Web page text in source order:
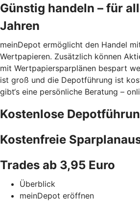
Günstig handeln – für
Jahren
meinDepot ermöglicht den Handel
Wertpapieren. Zusätzlich können
mit Wertpapiersparplänen bespart
ist groß und die Depotführung ist
gibt‘s eine persönliche Beratung –
Kostenlose
Kostenfreie
Trades ab 3,95 Euro
Überblick
meinDepot eröffnen